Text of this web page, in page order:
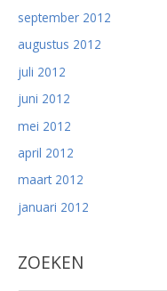
september 2012
augustus 2012
juli 2012
juni 2012
mei 2012
april 2012
maart 2012
januari 2012
ZOEKEN